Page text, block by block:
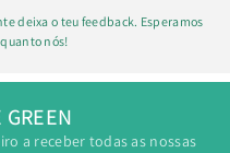
deixa o teu feedback. Esperamos
nós!
a receber todas as nossas